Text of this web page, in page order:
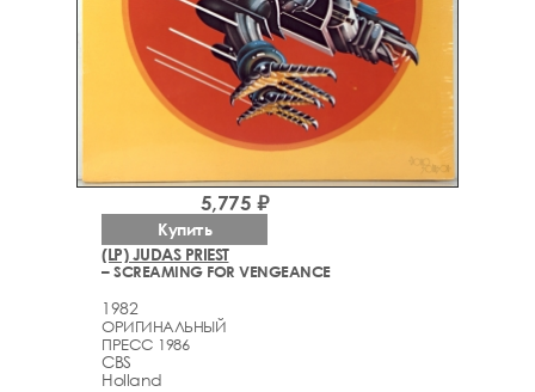
(LP) JUDAS PRIEST
– SCREAMING FOR VENGEANCE
1982
ОРИГИНАЛЬНЫЙ
ПРЕСС 1986
CBS
Holland
5,775 ₽
Купить